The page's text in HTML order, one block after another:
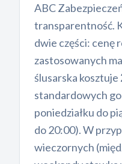
ABC
transparentność.
dwie części: cenę
zastosowanych
ślusarska kosztuje
standardowych
poniedziałku do
do 20:00). W
wieczornych